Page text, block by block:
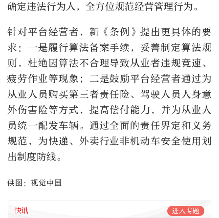
确定违法行为人，全方位规范经营管理行为。
针对平台经营者，新《条例》提出更具体的要
求：一是履行算法备案手续，妥善制定算法规
则，杜绝因算法不合理导致从业者违规竞速、
疲劳作业等现象；二是鼓励平台经营者通过为
从业人员购买第三者责任险、驾驶人员人身意
外伤害险等方式，提高偿付能力，并为从业人
员统一配发车辆。通过全面的责任界定和义务
规范，为快递、外卖行业非机动车安全使用划
出制度防线。
供图：视觉中国
快讯 进入专题